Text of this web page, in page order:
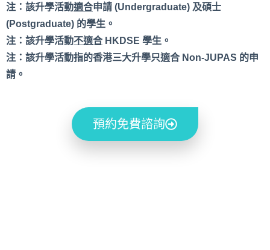
注：該升學活動適合申請 (Undergraduate) 及碩士
(Postgraduate) 的學生。
注：該升學活動不適合 HKDSE 學生。
注：該升學活動指的香港三大升學只適合 Non-JUPAS 的申
請。
預約免費諮詢